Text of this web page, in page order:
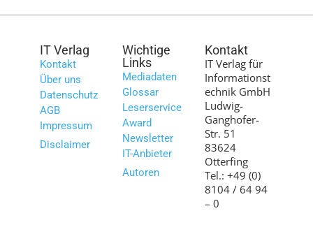
IT Verlag
Kontakt
Über uns
Datenschutz
AGB
Impressum
Disclaimer
Wichtige
Links
Mediadaten
Glossar
Leserservice
Award
Newsletter
IT-Anbieter
Autoren
Kontakt
IT Verlag für
Informationst
echnik GmbH
Ludwig-
Ganghofer-
Str. 51
83624
Otterfing
Tel.: +49 (0)
8104 / 64 94
– 0